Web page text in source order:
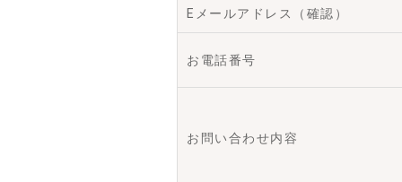
Eメールアドレス（確認）
お電話番号
お問い合わせ内容